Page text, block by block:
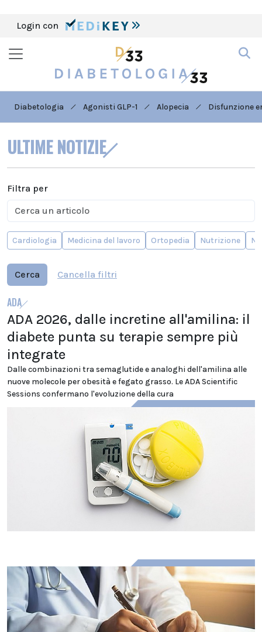
Login con
Diabetologia Agonisti GLP-1 Alopecia Disfunzione
ULTIME NOTIZIE
Filtra per
Cardiologia Medicina del lavoro Ortopedia Nutrizione
Cerca Cancella filtri
ADA
ADA 2026, dalle incretine all'amilina: il
diabete punta su terapie sempre più
integrate
Dalle combinazioni tra semaglutide e analoghi dell'amilina alle
nuove molecole per obesità e fegato grasso. Le ADA Scientific
Sessions confermano l'evoluzione della cura